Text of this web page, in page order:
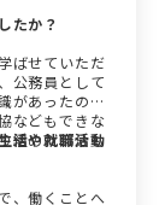
たか？
ばせていただ
公務員として
があったの
などもできな
組めた部分も
活や就職活動
、働くことへ